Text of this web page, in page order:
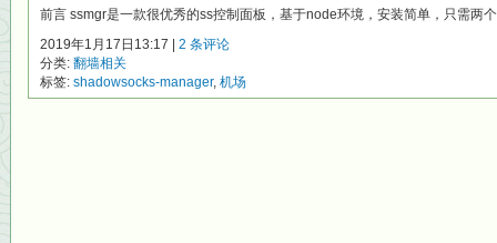
前言 ssmgr是一款很优秀的ss控制面板，基于node环境，安装简单，只需两
2019年1月17日13:17 | 2 条评论
分类: 翻墙相关
标签: shadowsocks-manager, 机场